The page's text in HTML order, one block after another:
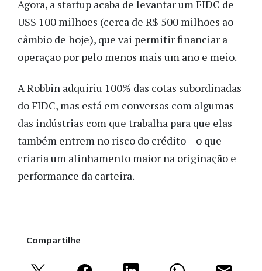
Agora, a startup acaba de levantar um FIDC de
US$ 100 milhões (cerca de R$ 500 milhões ao
câmbio de hoje), que vai permitir financiar a
operação por pelo menos mais um ano e meio.
A Robbin adquiriu 100% das cotas subordinadas
do FIDC, mas está em conversas com algumas
das indústrias com que trabalha para que elas
também entrem no risco do crédito – o que
criaria um alinhamento maior na originação e
performance da carteira.
Compartilhe